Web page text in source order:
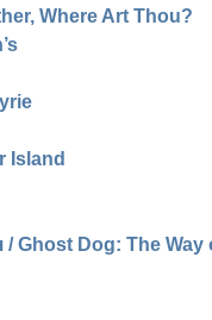
Where Art Thou?
Island
Ghost Dog: The Way